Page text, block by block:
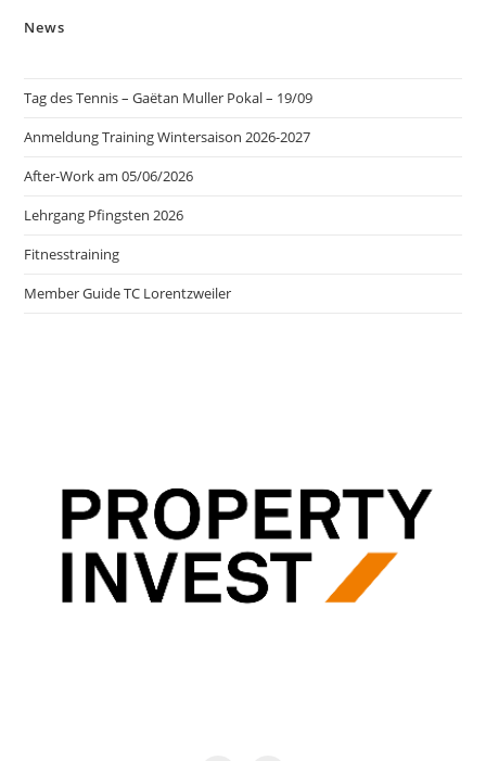
News
Tag des Tennis – Gaëtan Muller Pokal – 19/09
Anmeldung Training Wintersaison 2026-2027
After-Work am 05/06/2026
Lehrgang Pfingsten 2026
Fitnesstraining
Member Guide TC Lorentzweiler